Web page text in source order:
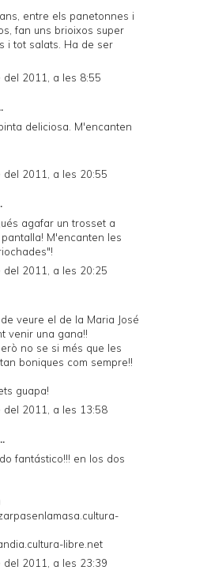
entre els panetonnes i
fan uns brioixos super
i tot salats. Ha de ser
del 2011, a les 8:55
deliciosa. M'encanten
del 2011, a les 20:55
agafar un trosset a
M'encanten les
del 2011, a les 20:25
veure el de la Maria José
venir una gana!!
no se si més que les
boniques com sempre!!
guapa!
del 2011, a les 13:58
fantástico!!! en los dos
libre.net
del 2011, a les 23:39